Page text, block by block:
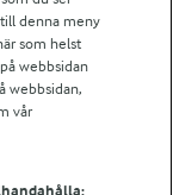
denna meny
som helst
webbsidan
webbsidan,
vår